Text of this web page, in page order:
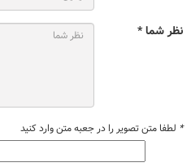
نظر شما *
* لطفا متن تصویر را در جعبه متن وارد کنید